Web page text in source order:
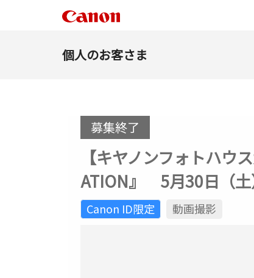
個人のお客さま
募集終了
【キヤノンフォトハ
ATION』 5月30日（土
Canon ID限定 動画撮影